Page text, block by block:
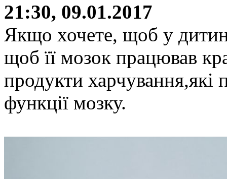
21:30, 09.01.2017
Якщо хочете, щоб у
щоб її мозок працював
продукти харчування,які
функції мозку.